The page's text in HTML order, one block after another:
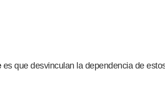
es que desvinculan la dependencia de